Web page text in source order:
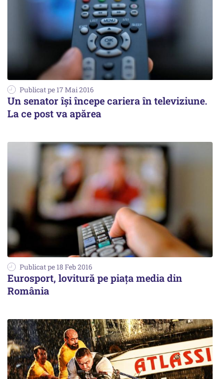
Publicat pe 17 Mai 2016
Un senator își începe cariera în televiziune.
La ce post va apărea
Publicat pe 18 Feb 2016
Eurosport, lovitură pe piața media din
România